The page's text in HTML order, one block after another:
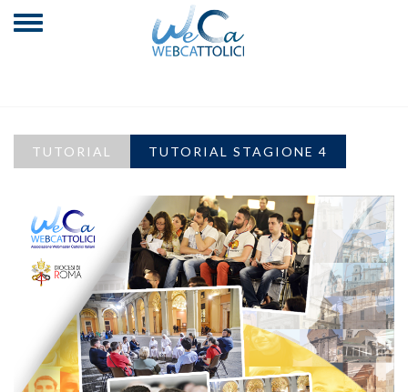
TUTORIAL TUTORIAL STAGIONE 4